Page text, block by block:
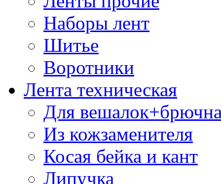
Наборы лент
Шитье
Воротники
Лента техническая
Для
Из кожзаменителя
Косая бейка и кант
Липучка